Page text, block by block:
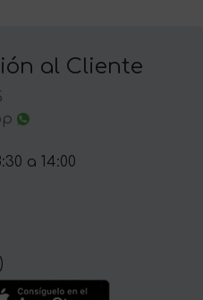
al Cliente
a 14:00